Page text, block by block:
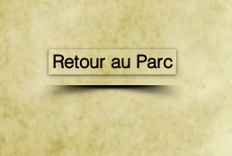
Retour au Parc